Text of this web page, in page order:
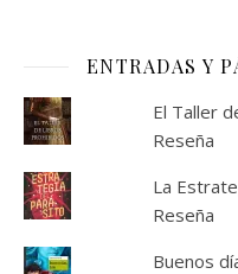
ENTRADAS Y
El Taller
Reseña
La
Reseña
Buenos